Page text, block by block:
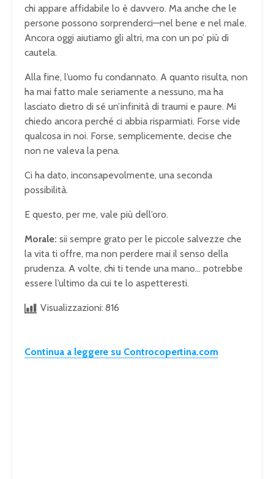
chi appare affidabile lo è davvero. Ma anche che le
persone possono sorprenderci—nel bene e nel male.
Ancora oggi aiutiamo gli altri, ma con un po’ più di
cautela.
Alla fine, l’uomo fu condannato. A quanto risulta, non
ha mai fatto male seriamente a nessuno, ma ha
lasciato dietro di sé un’infinità di traumi e paure. Mi
chiedo ancora perché ci abbia risparmiati. Forse vide
qualcosa in noi. Forse, semplicemente, decise che
non ne valeva la pena.
Ci ha dato, inconsapevolmente, una seconda
possibilità.
E questo, per me, vale più dell’oro.
Morale: sii sempre grato per le piccole salvezze che
la vita ti offre, ma non perdere mai il senso della
prudenza. A volte, chi ti tende una mano… potrebbe
essere l’ultimo da cui te lo aspetteresti.
Visualizzazioni: 816
Continua a leggere su Controcopertina.com